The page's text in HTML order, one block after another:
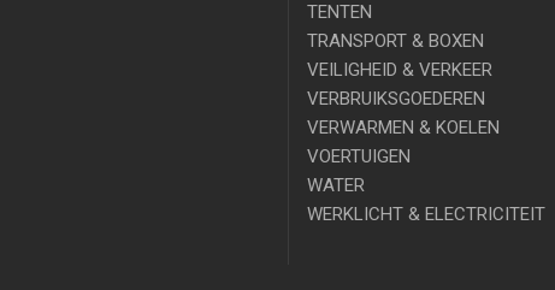
TENTEN
TRANSPORT & BOXEN
VEILIGHEID & VERKEER
VERBRUIKSGOEDEREN
VERWARMEN & KOELEN
VOERTUIGEN
WATER
WERKLICHT & ELECTRICITEIT